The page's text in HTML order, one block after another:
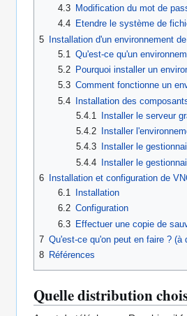
4.3
Modification du mot de
4.4
Etendre le système de
5 Installation d'un environnement
5.1 Qu'est-ce qu'un
5.2
Pourquoi installer un
5.3 Comment fonctionne un
5.4 Installation des
5.4.1
Installer le serveur
5.4.2
Installer
5.4.3
Installer le
5.4.4 Installer le
6
Installation et configuration de
6.1
Installation
6.2 Configuration
6.3 Effectuer une copie de
7 Qu'est-ce qu'on peut en faire ? (à
8 Références
Quelle distribution